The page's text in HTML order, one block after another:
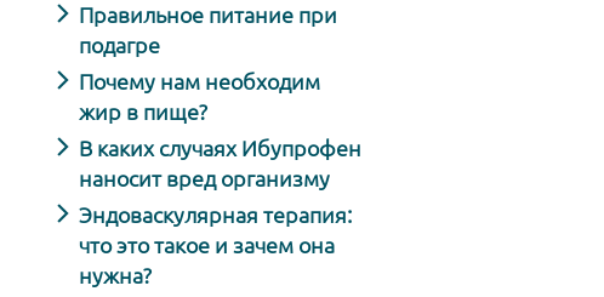
Правильное питание при
подагре
Почему нам необходим
жир в пище?
В каких случаях Ибупрофен
наносит вред организму
Эндоваскулярная терапия:
что это такое и зачем она
нужна?